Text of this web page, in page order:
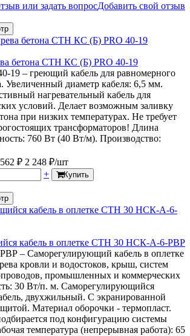
или задать вопросДобавить свой отзыв
бетона СТН КС (Б) PRO 40-19
19 – греющий кабель для равномерного
Увеличенный диаметр кабеля: 6,5 мм.
нагревательный кабель для
условий. Делает возможным заливку
при низких температурах. Не требует
трансформаторов! Длина
760 Вт (40 Вт/м). Производство:
₽ 2 248 ₽/шт
+ Купить
кабель в оплетке СТН 30 НСК-А-6-РВР
– Саморегулирующий кабель в оплетке
кровли и водостоков, крыш, систем
промышленных и коммерческих
30 Вт/п. м. Саморегулирующийся
двухжильный. С экранированной
Материал оборочки - термопласт.
под конфигурацию системы
температура (непрерывная работа): 65